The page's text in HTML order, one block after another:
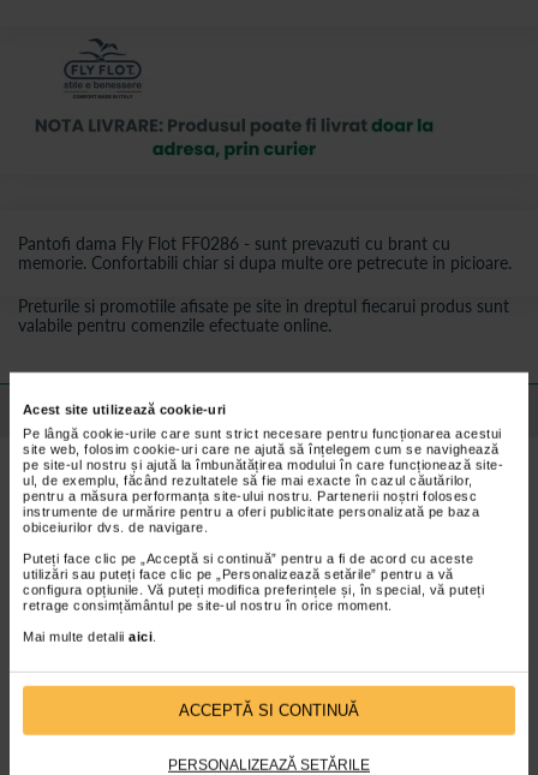
Acest site utilizează cookie-uri
Pe lângă cookie-urile care sunt strict necesare pentru funcționarea acestui
site web, folosim cookie-uri care ne ajută să înțelegem cum se navighează
pe site-ul nostru și ajută la îmbunătățirea modului în care funcționează site-
ul, de exemplu, făcând rezultatele să fie mai exacte în cazul căutărilor,
pentru a măsura performanța site-ului nostru. Partenerii noștri folosesc
instrumente de urmărire pentru a oferi publicitate personalizată pe baza
obiceiurilor dvs. de navigare.
Puteți face clic pe „Acceptă si continuă” pentru a fi de acord cu aceste
utilizări sau puteți face clic pe „Personalizează setările” pentru a vă
configura opțiunile. Vă puteți modifica preferințele și, în special, vă puteți
retrage consimțământul pe site-ul nostru în orice moment.
Mai multe detalii aici.
ACCEPTĂ SI CONTINUĂ
PERSONALIZEAZĂ SETĂRILE
Pantofi dama Fly Flot FF0286 - sunt prevazuti cu brant cu
memorie. Confortabili chiar si dupa multe ore petrecute in picioare.
Preturile si promotiile afisate pe site in dreptul fiecarui produs sunt
valabile pentru comenzile efectuate online.
Detalii despre produs
Caracteristici Pantofi Dama Fly Flot Negri FF0286
incaltaminte ortopedica eleganta, confortabila si usor de purtat;
multe ore de purtare;
sunt ideale pentru persoanele care necesita incaltaminte
ortopedica;
confera o excelenta adaptare la forma piciorului;
permit o flexibilitate ridicata a miscarilor piciorului;
fabricate din materiale durabile si foarte usoare;
cu design ortopedic, pentru un confort ridicat in timpul mersului
si pentru sustinerea eficienta a piciorului.